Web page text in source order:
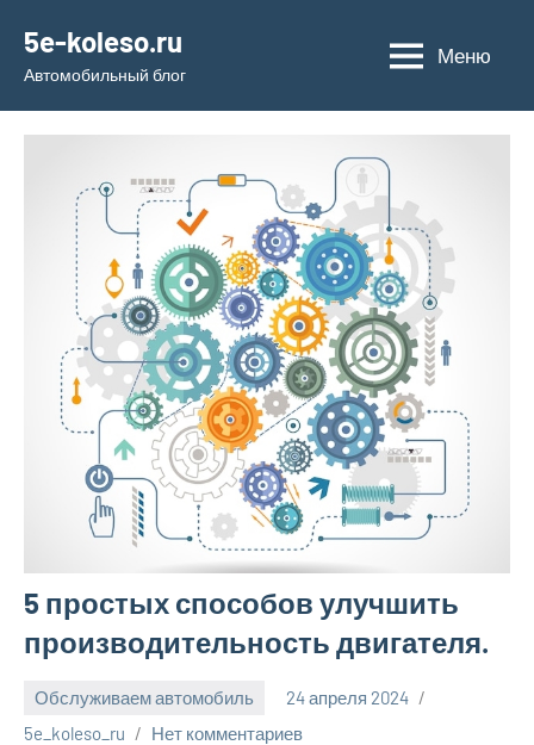
содержимому
5e-koleso.ru
Автомобильный блог
Меню
5 простых способов улучшить
производительность двигателя.
Обслуживаем автомобиль
24 апреля 2024
5e_koleso_ru
Нет комментариев